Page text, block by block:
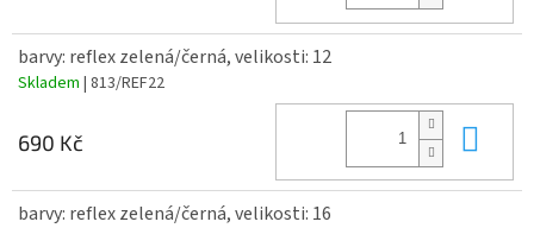
barvy: reflex zelená/černá, velikosti: 12
Skladem | 813/REF22
690 Kč
barvy: reflex zelená/černá, velikosti: 16